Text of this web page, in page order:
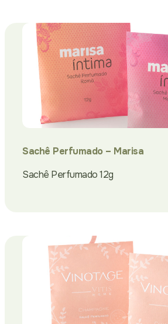
Sachê Perfumado – Marisa
Sachê Perfumado 12g